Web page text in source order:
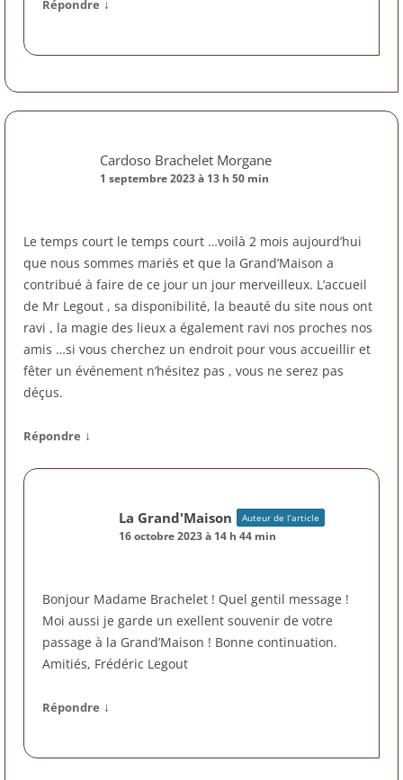
Répondre ↓
Cardoso Brachelet Morgane
1 septembre 2023 à 13 h 50 min
Le temps court le temps court …voilà 2 mois aujourd’hui
que nous sommes mariés et que la Grand’Maison a
contribué à faire de ce jour un jour merveilleux. L’accueil
de Mr Legout , sa disponibilité, la beauté du site nous ont
ravi , la magie des lieux a également ravi nos proches nos
amis …si vous cherchez un endroit pour vous accueillir et
fêter un événement n’hésitez pas , vous ne serez pas
déçus.
Répondre ↓
La Grand'Maison Auteur de l’article
16 octobre 2023 à 14 h 44 min
Bonjour Madame Brachelet ! Quel gentil message !
Moi aussi je garde un exellent souvenir de votre
passage à la Grand’Maison ! Bonne continuation.
Amitiés, Frédéric Legout
Répondre ↓